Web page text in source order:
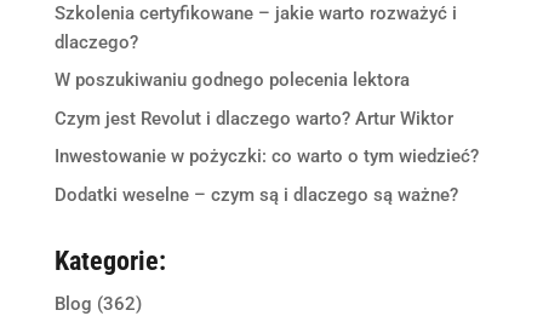
Szkolenia certyfikowane – jakie warto rozważyć i
dlaczego?
W poszukiwaniu godnego polecenia lektora
Czym jest Revolut i dlaczego warto? Artur Wiktor
Inwestowanie w pożyczki: co warto o tym wiedzieć?
Dodatki weselne – czym są i dlaczego są ważne?
Kategorie:
Blog (362)